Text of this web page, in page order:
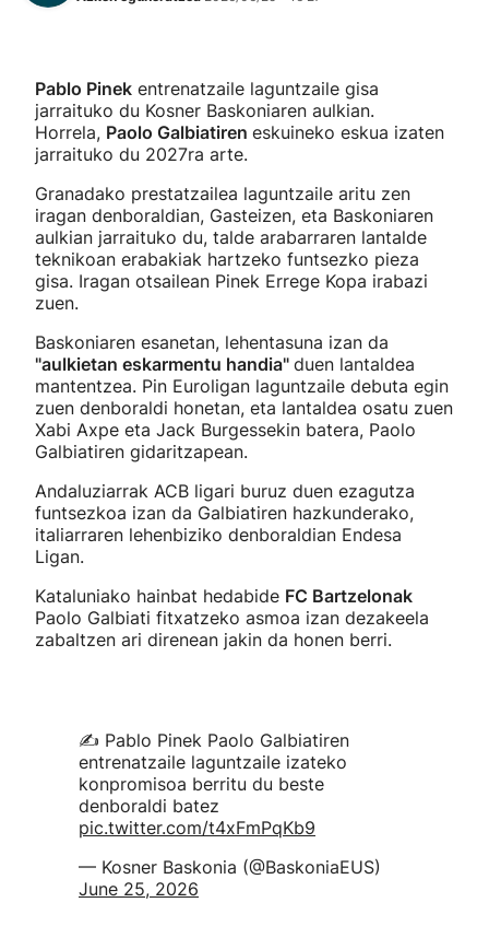
Pablo Pinek entrenatzaile laguntzaile gisa
jarraituko du Kosner Baskoniaren aulkian.
Horrela, Paolo Galbiatiren eskuineko eskua izaten
jarraituko du 2027ra arte.
Granadako prestatzailea laguntzaile aritu zen
iragan denboraldian, Gasteizen, eta Baskoniaren
aulkian jarraituko du, talde arabarraren lantalde
teknikoan erabakiak hartzeko funtsezko pieza
gisa. Iragan otsailean Pinek Errege Kopa irabazi
zuen.
Baskoniaren esanetan, lehentasuna izan da
"aulkietan eskarmentu handia" duen lantaldea
mantentzea. Pin Euroligan laguntzaile debuta egin
zuen denboraldi honetan, eta lantaldea osatu zuen
Xabi Axpe eta Jack Burgessekin batera, Paolo
Galbiatiren gidaritzapean.
Andaluziarrak ACB ligari buruz duen ezagutza
funtsezkoa izan da Galbiatiren hazkunderako,
italiarraren lehenbiziko denboraldian Endesa
Ligan.
Kataluniako hainbat hedabide FC Bartzelonak
Paolo Galbiati fitxatzeko asmoa izan dezakeela
zabaltzen ari direnean jakin da honen berri.
✍️ Pablo Pinek Paolo Galbiatiren
entrenatzaile laguntzaile izateko
konpromisoa berritu du beste
denboraldi batez
pic.twitter.com/t4xFmPqKb9
— Kosner Baskonia (@BaskoniaEUS)
June 25, 2026